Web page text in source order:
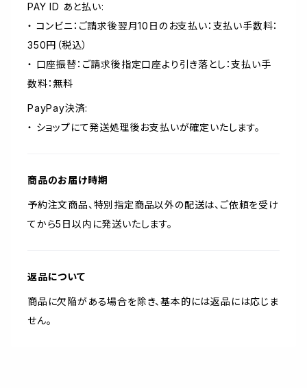
PAY ID あと払い:
・ コンビニ：ご請求後翌月10日のお支払い：支払い手数料：
350円（税込）
・ 口座振替：ご請求後指定口座より引き落とし：支払い手
数料：無料
PayPay決済:
・ ショップにて発送処理後お支払いが確定いたします。
商品のお届け時期
予約注文商品、特別指定商品以外の配送は、ご依頼を受け
てから5日以内に発送いたします。
返品について
商品に欠陥がある場合を除き、基本的には返品には応じま
せん。